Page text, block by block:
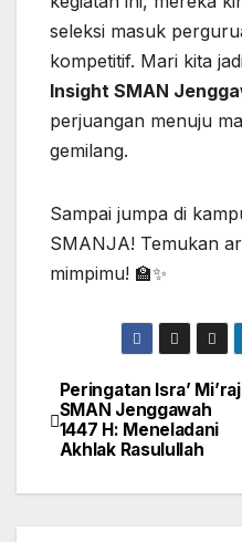
seleksi masuk
kompetitif. Mari kita
Insight SMAN
perjuangan menuju
gemilang.
Sampai jumpa di
SMANJA! Temukan
mimpimu! 🏫✨
Navigasi
pos
Peringatan Isra’ Mi’raj
SMAN Jenggawah
1447 H: Meneladani
Akhlak Rasulullah